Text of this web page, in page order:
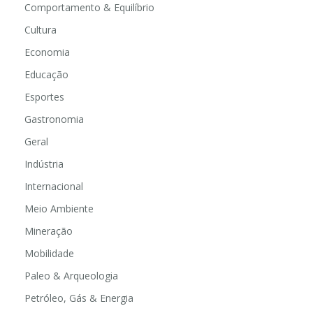
Comportamento & Equilíbrio
Cultura
Economia
Educação
Esportes
Gastronomia
Geral
Indústria
Internacional
Meio Ambiente
Mineração
Mobilidade
Paleo & Arqueologia
Petróleo, Gás & Energia